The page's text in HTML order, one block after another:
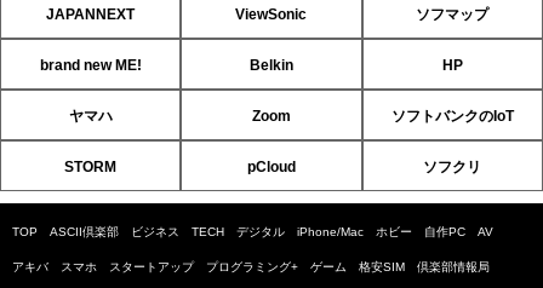
JAPANNEXT ViewSonic ソフマップ
brand new ME! Belkin HP
ヤマハ Zoom ソフトバンクのIoT
STORM pCloud ソフクリ
TOP ASCII倶楽部 ビジネス TECH デジタル iPhone/Mac ホビー 自作PC AV
アキバ スマホ スタートアップ プログラミング+ ゲーム 格安SIM 倶楽部情報局